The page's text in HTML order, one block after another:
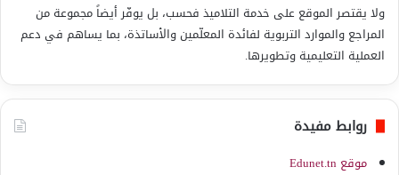
ولا يقتصر الموقع على خدمة التلاميذ فحسب، بل يوفّر أيضاً مجموعة من
المراجع والموارد التربوية لفائدة المعلّمين والأساتذة، بما يساهم في دعم
العملية التعليمية وتطويرها.
روابط مفيدة
موقع Edunet.tn